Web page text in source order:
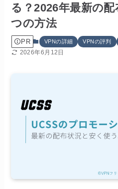
る？2026年最新の
つの方法
PR VPNの詳細 VPNの評判
2026年6月12日